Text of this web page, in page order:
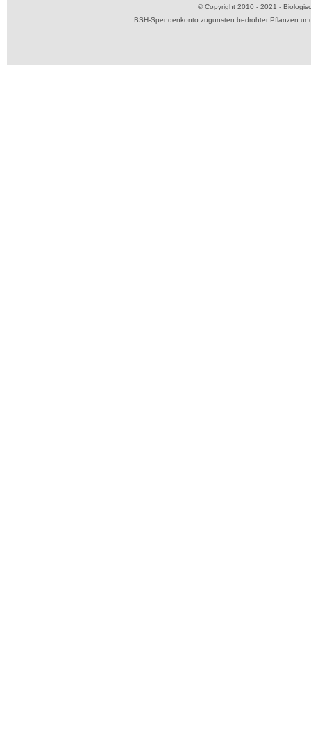
© Copyright 2010 - 2021 -
BSH-Spendenkonto zugunsten bedrohter Pflanzen